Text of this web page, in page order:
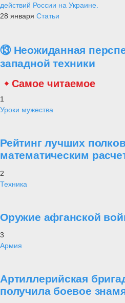
действий России на Украине.
28 января Статьи
⑬ Неожиданная
западной техники
Самое читаемое
1
Уроки мужества
Рейтинг лучших
математическим
2
Техника
Оружие афганской
3
Армия
Артиллерийская
получила боевое